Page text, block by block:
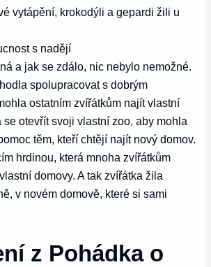
vytápění, krokodýli a gepardi žili u
s nadějí
a jak se zdálo, nic nebylo nemožné.
spolupracovat s dobrým
ostatním zvířátkům najít vlastní
otevřít svoji vlastní zoo, aby mohla
těm, kteří chtějí najít nový domov.
hrdinou, která mnoha zvířátkům
domovy. A tak zvířátka žila
v novém domově, které si sami
z Pohádka o